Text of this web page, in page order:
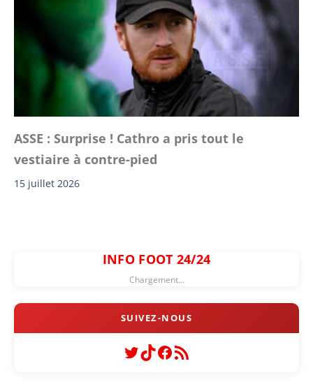
ASSE : Surprise ! Cathro a pris tout le
vestiaire à contre-pied
15 juillet 2026
INFO FOOT 24/24
Chargement...
Twitter
TikTok
Facebook
Flux RSS